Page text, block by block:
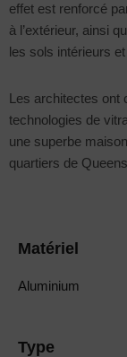
effet est renforcé
à l’extérieur, ainsi
les sols intérieurs
Les architectes ont
technologies de
une superbe
quartiers de
Matériel
Aluminium
Type